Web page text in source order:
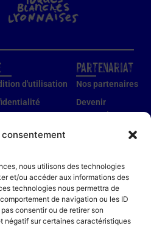
consentement
nous utilisons des technologies
et/ou accéder aux informations des
technologies nous permettra de
de navigation ou les ID
consentir ou de retirer son
négatif sur certaines caractéristiques
Partenariat
Nos partenaires
Devenir
partenaire
Devenir membre
d'utilisation
légales